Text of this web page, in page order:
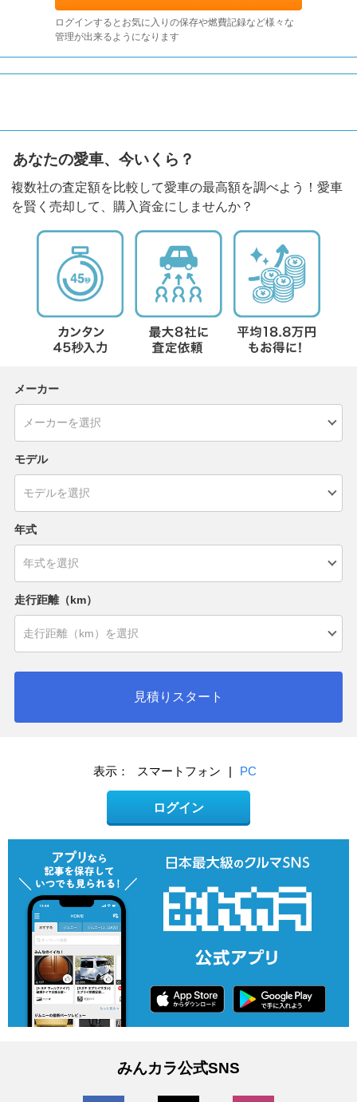
ログインするとお気に入りの保存や燃費記録など様々な
管理が出来るようになります
あなたの愛車、今いくら？
複数社の査定額を比較して愛車の最高額を調べよう！愛車
を賢く売却して、購入資金にしませんか？
メーカー
モデル
年式
走行距離（km）
見積りスタート
表示： スマートフォン | PC
ログイン
みんカラ公式SNS